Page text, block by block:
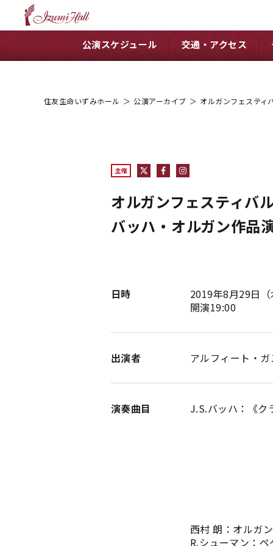
公演スケジュール 交通・アクセス
住友生命いずみホール ＞ 公演アーカイブ ＞ オルガンフェスティ
主催
オルガンフェスティバ
バッハ・オルガン作品
日時
2019年8月29日（
開演19:00
出演者 アルフィート・ガ
演奏曲目
J.S.バッハ：《ク
プレリュ
キリエ、
キリスト
キリエ、
いと高き
いと高き
いと高き
フーガ
西村 朗：オルガ
R.シューマン：